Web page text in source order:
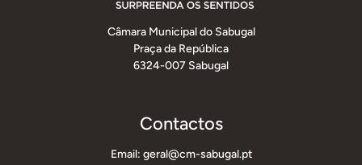
Câmara Municipal do Sabugal
Praça da República
6324-007 Sabugal
Contactos
Email: geral@cm-sabugal.pt